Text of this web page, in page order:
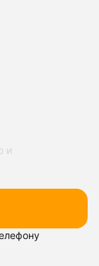
и